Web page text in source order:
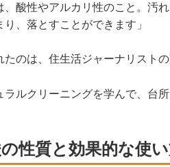
、酸性やアルカリ性のこと。汚
、落とすことができます」
たのは、住生活ジャーナリストの
ラルクリーニングを学んで、台
性質と効果的な使